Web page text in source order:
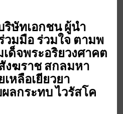
ริษัทเอกชน ผู้นำ
มมือ ร่วมใจ ตามพ
ด็จพระอริยวงศาคต
ฆราช สกลมหา
หลือเยียวยา
ลกระทบ ไวรัสโค